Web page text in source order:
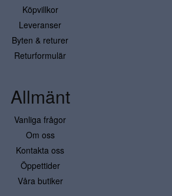
Köpvillkor
Leveranser
Byten & returer
Returformulär
Allmänt
Vanliga frågor
Om oss
Kontakta oss
Öppettider
Våra butiker